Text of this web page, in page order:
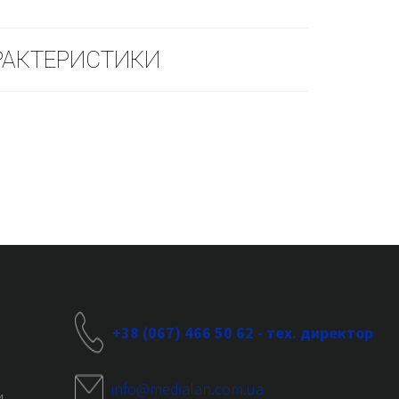
+38 (067) 466 50 62 - тех. директор
info@medialan.com.ua